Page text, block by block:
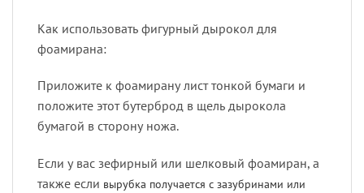
Как использовать фигурный дырокол для
фоамирана:
Приложите к фоамирану лист тонкой бумаги и
положите этот бутерброд в щель дырокола
бумагой в сторону ножа.
Если у вас зефирный или шелковый фоамиран, а
также если вырубка получается с зазубринами или